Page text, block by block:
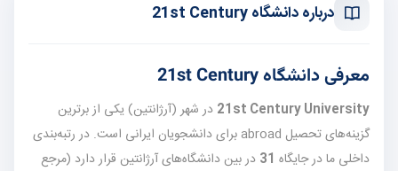
درباره دانشگاه 21st Century
معرفی دانشگاه 21st Century
21st Century University در شهر(آرژانتین) یکی از برترین
گزینه‌های تحصیل abroad برای دانشجویان ایرانی است. در رتبه‌بندی
داخلی ما در جایگاه 31 در بین دانشگاه‌های آرژانتین قرار دارد (مرجع